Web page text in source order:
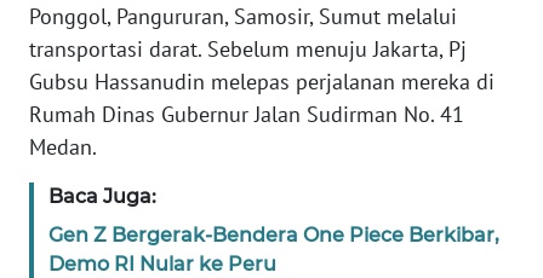
Ponggol, Pangururan, Samosir, Sumut melalui
transportasi darat. Sebelum menuju Jakarta, Pj
Gubsu Hassanudin melepas perjalanan mereka di
Rumah Dinas Gubernur Jalan Sudirman No. 41
Medan.
Baca Juga:
Gen Z Bergerak-Bendera One Piece Berkibar,
Demo RI Nular ke Peru
Wahana
News
WN
SUMUT
JAKARTA